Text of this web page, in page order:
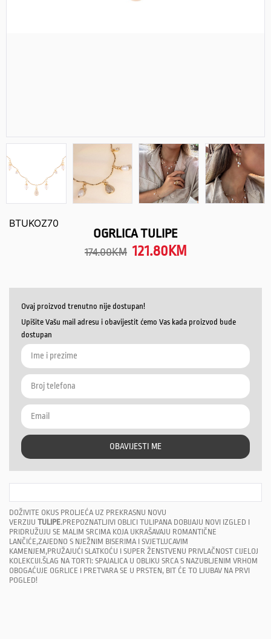
BTUKOZ70
OGRLICA TULIPE
174.00KM 121.80 KM
Ovaj proizvod trenutno nije dostupan!
Upišite Vašu mail adresu i obavijestit ćemo Vas kada proizvod bude
dostupan
OBAVIJESTI ME
DOŽIVITE OKUS PROLJEĆA UZ PREKRASNU NOVU
VERZIJU TULIPE.PREPOZNATLJIVI OBLICI TULIPANA DOBIJAJU NOVI IZGLED I
PRIDRUŽUJU SE MALIM SRCIMA KOJA UKRAŠAVAJU ROMANTIČNE
LANČIĆE,ZAJEDNO S NJEŽNIM BISERIMA I SVJETLUCAVIM
KAMENJEM,PRUŽAJUĆI SLATKOĆU I SUPER ŽENSTVENU PRIVLAČNOST CIJELOJ
KOLEKCIJI.ŠLAG NA TORTI: SPAJALICA U OBLIKU SRCA S NAZUBLJENIM VRHOM
OBOGAĆUJE OGRLICE I PRETVARA SE U PRSTEN, BIT ĆE TO LJUBAV NA PRVI
POGLED!